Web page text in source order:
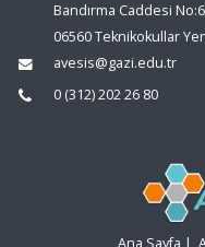
Bandırma Caddesi
06560 Teknikokullar
avesis@gazi.edu.tr
0 (312) 202 26 80
Ana Sayfa |